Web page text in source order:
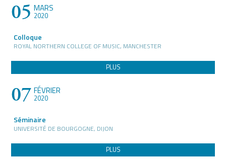
05 MARS
2020
Colloque
ROYAL NORTHERN COLLEGE OF MUSIC, MANCHESTER
PLUS
07 FÉVRIER
2020
Séminaire
UNIVERSITÉ DE BOURGOGNE, DIJON
PLUS